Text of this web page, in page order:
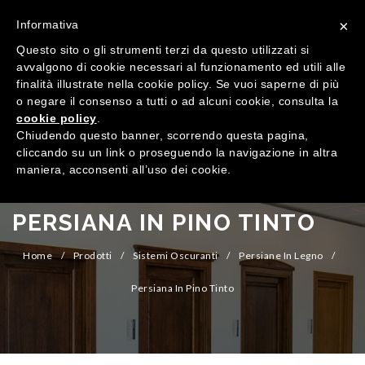
MENU
HOME
AZIENDA
QUALITÀ
PRODOTTI
ARREDI SU MISURA
PERSIANA IN PINO TINTO
Home / Prodotti / Sistemi Oscuranti / Persiane In Legno /
Persiana In Pino Tinto
×
Informativa
Questo sito o gli strumenti terzi da questo utilizzati si
avvalgono di cookie necessari al funzionamento ed utili alle
finalità illustrate nella cookie policy. Se vuoi saperne di più
o negare il consenso a tutti o ad alcuni cookie, consulta la
cookie policy
Chiudendo questo banner, scorrendo questa pagina,
cliccando su un link o proseguendo la navigazione in altra
maniera, acconsenti all’uso dei cookie.